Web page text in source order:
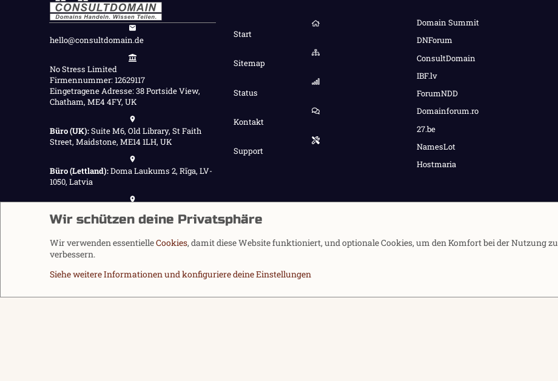
hello@consultdomain.de
No Stress Limited
Firmennummer: 12629117
Eingetragene Adresse: 38 Portside View,
Chatham, ME4 4FY, UK
Büro (UK):Suite M6, Old Library, St Faith
Street, Maidstone, ME14 1LH, UK
Büro (Lettland):Doma Laukums 2, Rīga, LV-
1050, Latvia
Start
Sitemap
Status
Kontakt
Support
Domain Summit
DNForum
ConsultDomain
IBF.lv
ForumNDD
Domainforum.ro
27.be
NamesLot
Hostmaria
Wir schützen deine Privatsphäre
Wir verwenden essentielleCookies, damit diese Website funktioniert, und optionale Cookies, um den Komfort bei der Nutzung zu
verbessern.
Siehe weitere Informationen und konfiguriere deine Einstellungen